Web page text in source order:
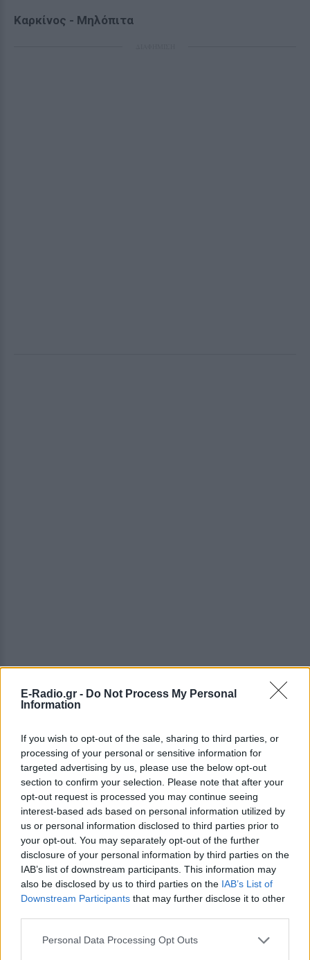
E-Radio.gr - Do Not Process My Personal
Information
If you wish to opt-out of the sale, sharing to third parties, or
processing of your personal or sensitive information for
targeted advertising by us, please use the below opt-out
section to confirm your selection. Please note that after your
opt-out request is processed you may continue seeing
interest-based ads based on personal information utilized by
us or personal information disclosed to third parties prior to
your opt-out. You may separately opt-out of the further
disclosure of your personal information by third parties on the
IAB’s list of downstream participants. This information may
also be disclosed by us to third parties on the IAB’s List of
Downstream Participants that may further disclose it to other
Personal Data Processing Opt Outs
Καρκίνος - Μηλόπιτα